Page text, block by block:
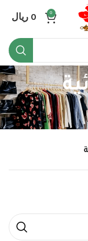
0
0ريال